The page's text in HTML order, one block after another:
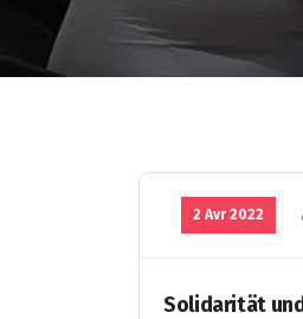
2 Avr 2022
Solidarität